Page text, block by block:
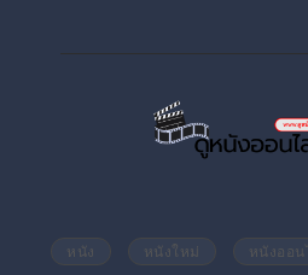
หนัง หนังใหม่ หนังออน